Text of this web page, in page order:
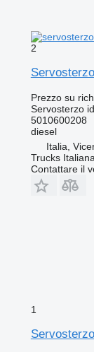
2
Prezzo su
Servosterzo
5010600208
diesel
Italia,
Trucks
Contattare il
1